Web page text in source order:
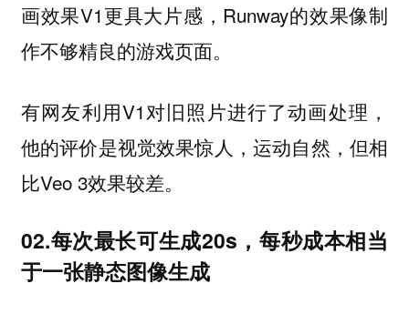
画效果V1更具大片感，Runway的效果像制
作不够精良的游戏页面。
有网友利用V1对旧照片进行了动画处理，
他的评价是视觉效果惊人，运动自然，但相
比Veo 3效果较差。
02.每次最长可生成20s，每秒成本相当
于一张静态图像生成